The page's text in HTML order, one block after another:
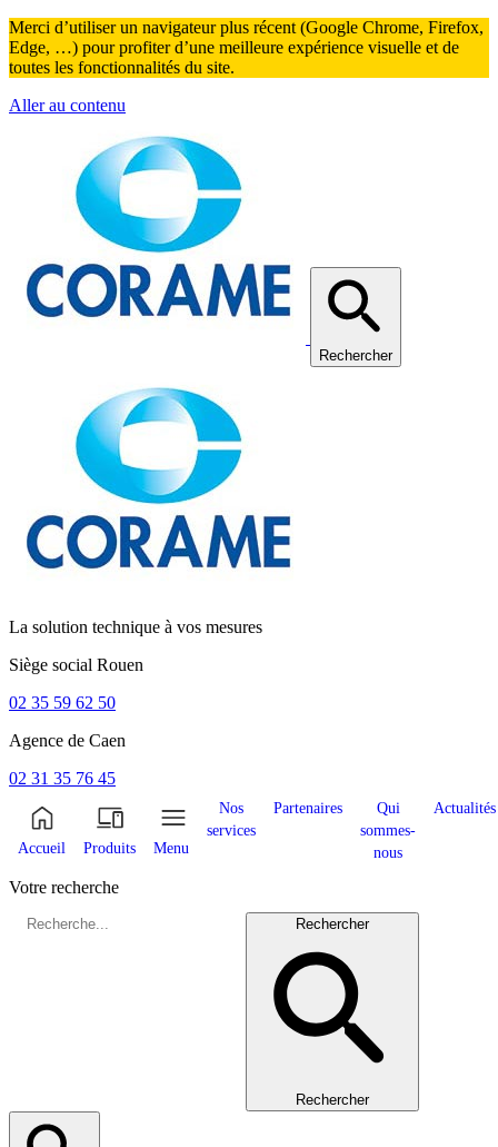
Merci d’utiliser un navigateur plus récent (Google Chrome, Firefox,
Edge, …) pour profiter d’une meilleure expérience visuelle et de
toutes les fonctionnalités du site.
Aller au contenu
Rechercher
La solution technique à vos mesures
Siège social Rouen
02 35 59 62 50
Agence de Caen
02 31 35 76 45
Accueil Produits Menu
Nos
services
Partenaires
Qui
sommes-
nous
Actualités
Votre recherche
Rechercher
Rechercher